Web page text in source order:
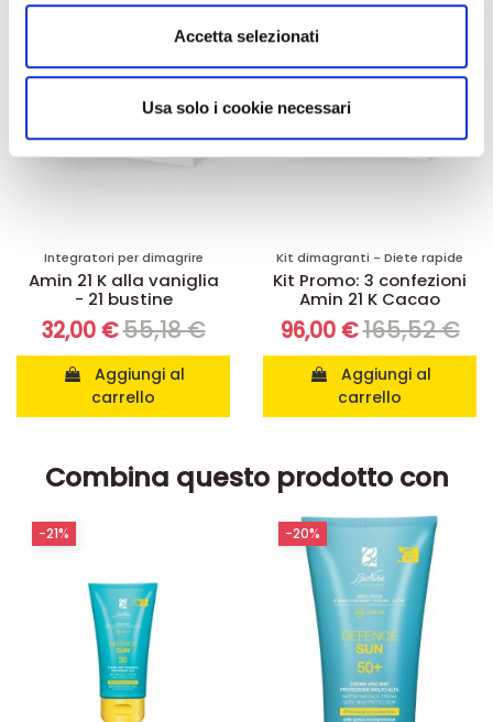
Utilizziamo i cookie per personalizzare contenuti ed
analizzare il nostro traffico. Condividiamo inoltre
informazioni sul modo in cui utilizza il nostro sito con i
nostri partner che si occupano di analisi dei dati web,
pubblicità e social media, i quali potrebbero combinarle
Accetta selezionati
Usa solo i cookie necessari
Integratori per dimagrire
Amin 21 K alla vaniglia
- 21 bustine
32,00 €55,18 €
carrello
Kit dimagranti - Diete rapide
Kit Promo: 3 confezioni
Amin 21 K Cacao
96,00 €165,52 €
carrello
Combina questo prodotto con
-21% -20%